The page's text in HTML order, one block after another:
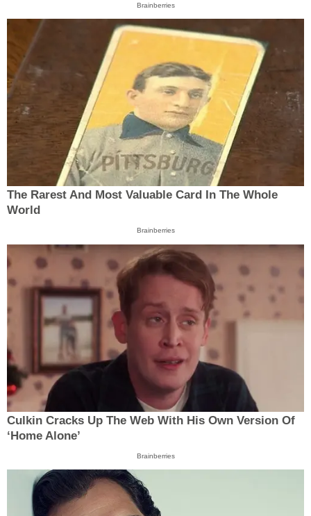
Brainberries
The Rarest And Most Valuable Card In The Whole
World
Brainberries
Culkin Cracks Up The Web With His Own Version Of
‘Home Alone’
Brainberries